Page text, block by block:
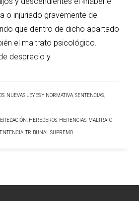
o injuriado gravemente de
que dentro de dicho apartado
el maltrato psicológico.
desprecio y
, NUEVAS LEYES Y NORMATIVA,SENTENCIAS,
, HEREDEROS, HERENCIAS, MALTRATO,
,TRIBUNAL SUPREMO